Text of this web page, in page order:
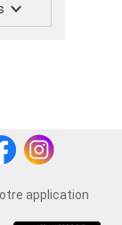
application